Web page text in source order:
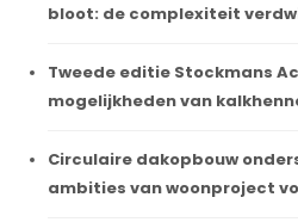
bloot: de complexiteit
Tweede editie Stockmans
mogelijkheden van
Circulaire dakopbouw
ambities van woonproject